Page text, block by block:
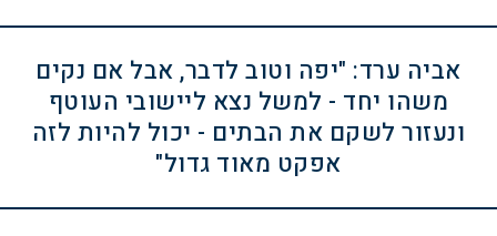
אביה ערד: "יפה וטוב לדבר, אבל אם נקים
משהו יחד - למשל נצא ליישובי העוטף
ונעזור לשקם את הבתים - יכול להיות לזה
אפקט מאוד גדול"